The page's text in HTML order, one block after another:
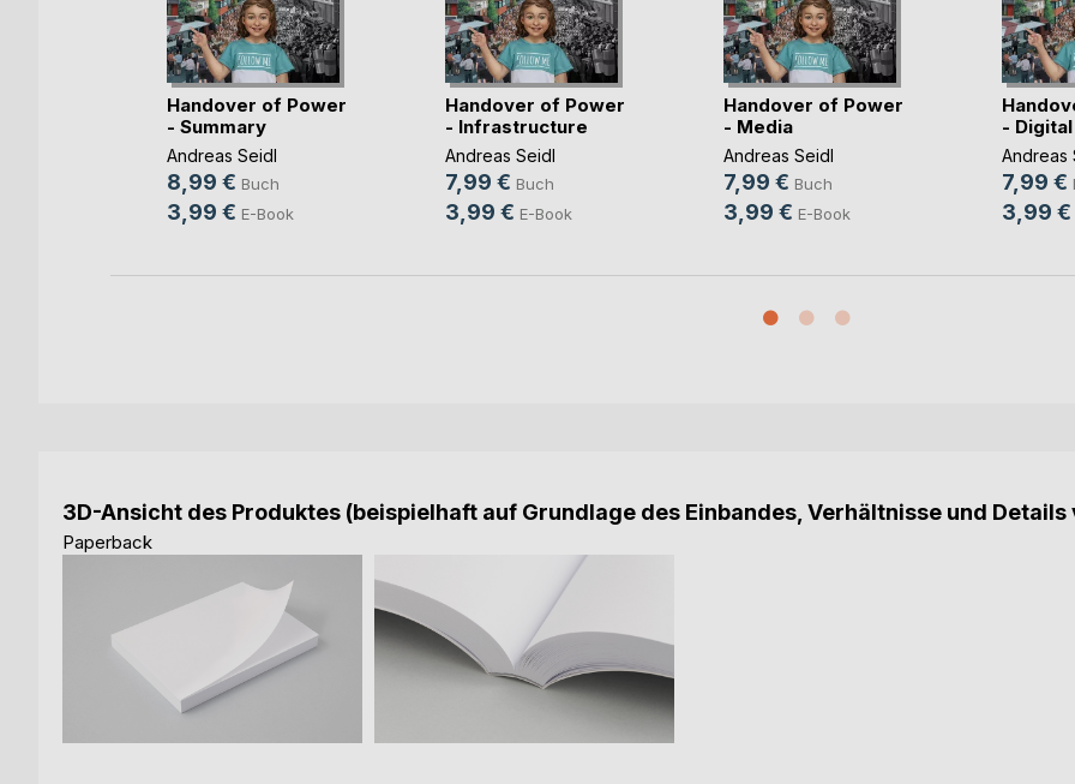
Handover of Power
- Summary
Andreas Seidl
8,99 € Buch
3,99 € E-Book
Handover of Power
- Infrastructure
Andreas Seidl
7,99 € Buch
3,99 € E-Book
Handover of Power
- Media
Andreas Seidl
7,99 € Buch
3,99 € E-Book
- Digital
Andreas
7,99 €
3,99 €
3D-Ansicht des Produktes (beispielhaft auf Grundlage des Einbandes, Verhältnisse und
Paperback